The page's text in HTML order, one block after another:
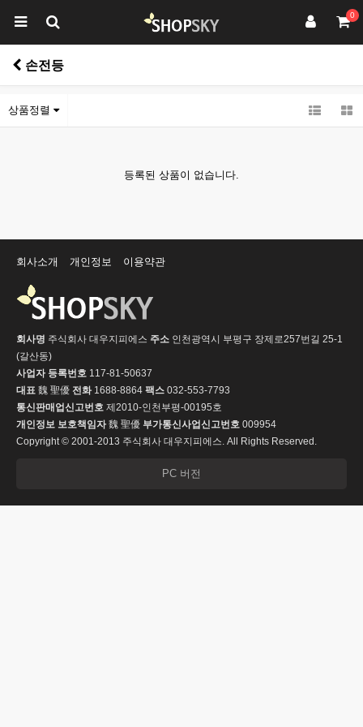
0
손전등
상품정렬
등록된 상품이 없습니다.
회사소개 개인정보 이용약관
회사명 주식회사 대우지피에스 주소 인천광역시 부평구 장제로257번길 25-1
(갈산동)
사업자 등록번호 117-81-50637
대표 魏 聖優 전화1688-8864 팩스 032-553-7793
통신판매업신고번호 제2010-인천부평-00195호
개인정보 보호책임자魏 聖優 부가통신사업신고번호 009954
Copyright © 2001-2013 주식회사 대우지피에스. All Rights Reserved.
PC 버전